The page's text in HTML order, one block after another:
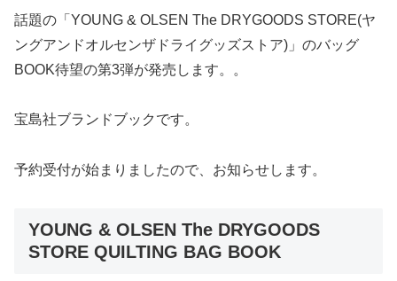
話題の「YOUNG & OLSEN The DRYGOODS STORE(ヤ
ングアンドオルセンザドライグッズストア)」のバッグ
BOOK待望の第3弾が発売します。。
宝島社ブランドブックです。
予約受付が始まりましたので、お知らせします。
YOUNG & OLSEN The DRYGOODS
STORE QUILTING BAG BOOK